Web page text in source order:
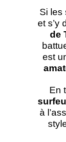
Si les
et s’y
de
est
En
à